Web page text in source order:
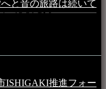
と音の旅路は続いて
- 12:31 PM
ISHIGAKI推進フォー